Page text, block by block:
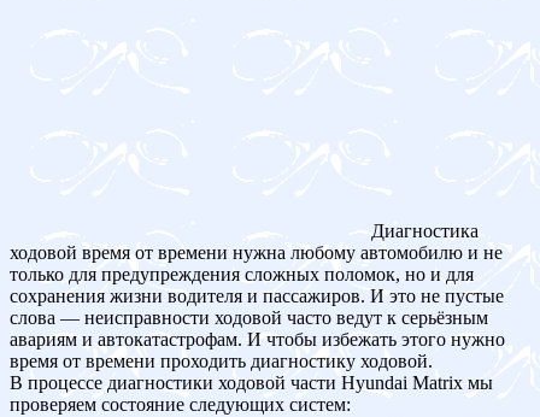
Диагностика
ходовой время от времени нужна любому автомобилю и не
только для предупреждения сложных поломок, но и для
сохранения жизни водителя и пассажиров. И это не пустые
слова — неисправности ходовой часто ведут к серьёзным
авариям и автокатастрофам. И чтобы избежать этого нужно
время от времени проходить диагностику ходовой.
В процессе диагностики ходовой части Hyundai Matrix мы
проверяем состояние следующих систем: